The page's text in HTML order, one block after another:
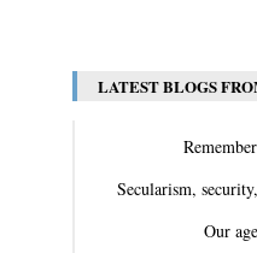
LATEST BLOGS
Secularism,
Our